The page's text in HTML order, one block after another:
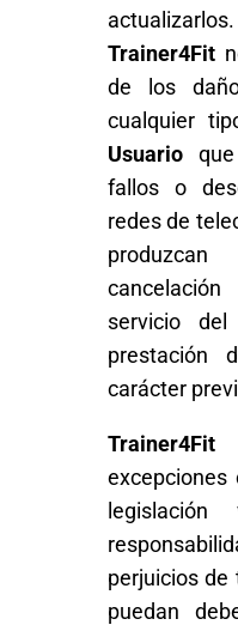
Trainer4Fit
de los
cualquier
Usuario
fallos o
redes de
servicio
prestación
carácter
Trainer4Fit
excepciones
legislación
perjuicios de
puedan